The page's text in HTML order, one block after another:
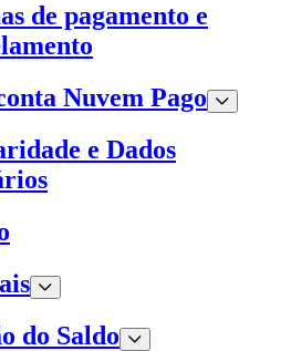
de pagamento e
Nuvem Pago
e Dados
do Saldo